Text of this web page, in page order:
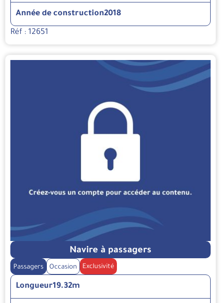
Année de construction2018
Réf : 12651
Navire à passagers
Passagers Occasion Exclusivité
Longueur19.32m